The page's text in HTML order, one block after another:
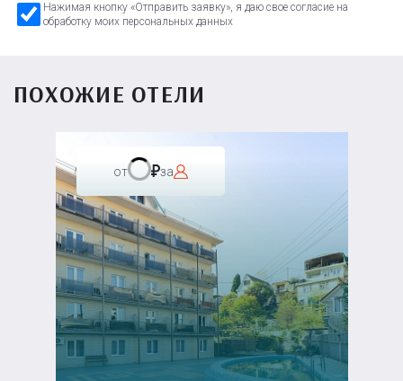
Нажимая кнопку «Отправить заявку», я даю свое согласие на
обработку моих персональных данных
ПОХОЖИЕ ОТЕЛИ
от за